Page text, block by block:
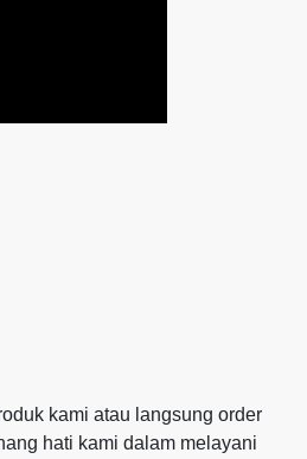
kami atau langsung order
hati kami dalam melayani